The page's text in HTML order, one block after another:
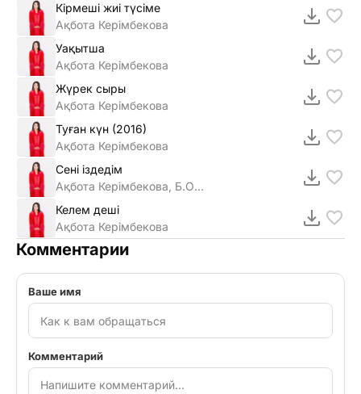
Кірмеші жиі түсіме
Ақбота Керімбекова
Уақытша
Ақбота Керімбекова
Жүрек сыры
Ақбота Керімбекова
Туған күн (2016)
Ақбота Керімбекова
Сені іздедім
Ақбота Керімбекова, Б.Оскенбеков
Келем деші
Ақбота Керімбекова
Комментарии
Ваше имя
Комментарий